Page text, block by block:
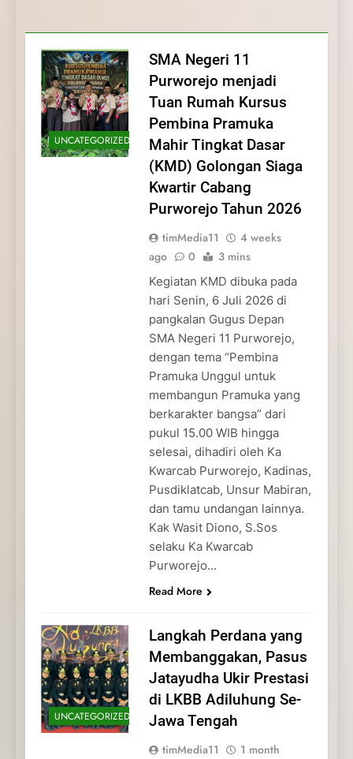
dan Pengabdian Generasi
Pramuka
Pramuka
Kepedulian
UNCATEGORIZED
SMA Negeri 11
Purworejo menjadi
Tuan Rumah Kursus
Pembina Pramuka
Mahir Tingkat Dasar
(KMD) Golongan Siaga
Kwartir Cabang
Purworejo Tahun 2026
timMedia11
4 weeks
ago
0 3 mins
Kegiatan KMD dibuka pada
hari Senin, 6 Juli 2026 di
pangkalan Gugus Depan
SMA Negeri 11 Purworejo,
dengan tema “Pembina
Pramuka Unggul untuk
membangun Pramuka yang
berkarakter bangsa” dari
pukul 15.00 WIB hingga
selesai, dihadiri oleh Ka
Kwarcab Purworejo, Kadinas,
Pusdiklatcab, Unsur Mabiran,
dan tamu undangan lainnya.
Kak Wasit Diono, S.Sos
selaku Ka Kwarcab
Purworejo…
Read More
UNCATEGORIZED
Langkah Perdana yang
Membanggakan, Pasus
Jatayudha Ukir Prestasi
di LKBB Adiluhung Se-
Jawa Tengah
timMedia11
1 month